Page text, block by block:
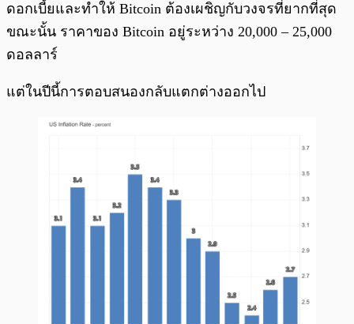
ดอกเบี้ยและทำให้ Bitcoin ต้องเผชิญกับวงจรที่ยากที่สุด
ขณะนั้น ราคาของ Bitcoin อยู่ระหว่าง 20,000 – 25,000
ดอลลาร์
แต่ในปีนี้การตอบสนองกลับแตกต่างออกไป